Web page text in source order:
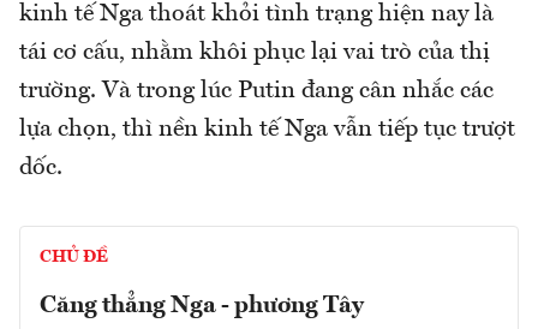
kinh tế Nga thoát khỏi tình trạng hiện nay là
tái cơ cấu, nhằm khôi phục lại vai trò của thị
trường. Và trong lúc Putin đang cân nhắc các
lựa chọn, thì nền kinh tế Nga vẫn tiếp tục trượt
dốc.
CHỦ ĐỀ
Căng thẳng Nga - phương Tây